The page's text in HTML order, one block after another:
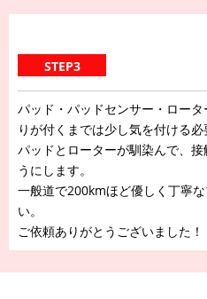
STEP3
パッド・パッドセンサー・ロー
りが付くまでは少し気を付ける必
パッドとローターが馴染んで、
うにします。
一般道で200kmほど優しく丁寧
い。
ご依頼ありがとうございました！